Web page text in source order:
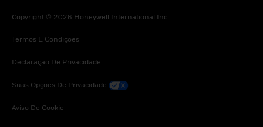
Copyright © 2026 Honeywell International Inc
Termos E Condições
Declaração De Privacidade
Suas Opções De Privacidade
Aviso De Cookie